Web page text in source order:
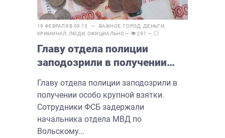
19 ФЕВРАЛЯ В 09:13 — ВАЖНОЕ ГОРОД ДЕНЬГИ,
КРИМИНАЛ
ЛЮДИ ОФИЦИАЛЬНО— 👁 297 —
Главу отдела полиции
заподозрили в получении
Главу отдела полиции заподозрили в
получении особо крупной взятки.
Сотрудники ФСБ задержали
начальника отдела МВД по
Вольскому...